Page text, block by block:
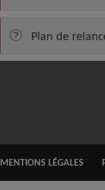
Plan de
MENTIONS LÉGALES